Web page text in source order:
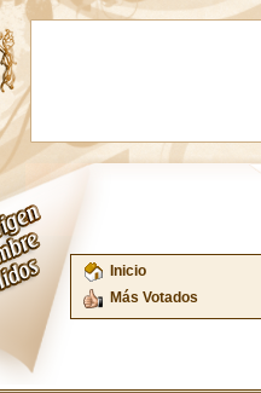
Inicio
Más Votados